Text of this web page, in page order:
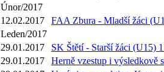
Únor/2017
12.02.2017
FAA Zbura - Mladší žáci
Leden/2017
29.01.2017
SK Štětí - Starší žáci (U15)
29.01.2017
Herně vzestup i výsledkově